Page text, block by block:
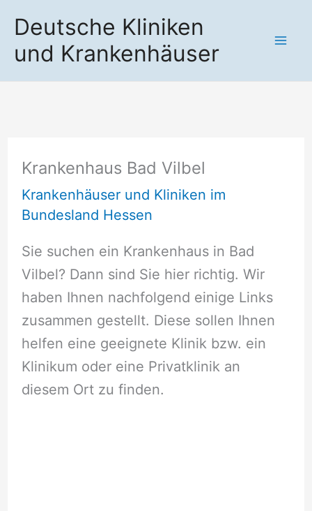
Inhalt
springen
Deutsche Kliniken
und Krankenhäuser
Krankenhaus Bad Vilbel
Krankenhäuser und Kliniken im
Bundesland Hessen
Sie suchen ein Krankenhaus in Bad
Vilbel? Dann sind Sie hier richtig. Wir
haben Ihnen nachfolgend einige Links
zusammen gestellt. Diese sollen Ihnen
helfen eine geeignete Klinik bzw. ein
Klinikum oder eine Privatklinik an
diesem Ort zu finden.